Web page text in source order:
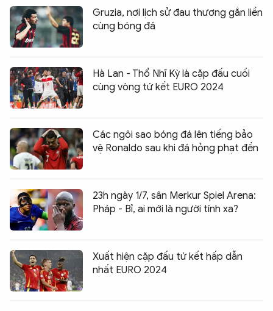
Gruzia, nơi lịch sử đau thương gắn liền
cùng bóng đá
Hà Lan - Thổ Nhĩ Kỳ là cặp đấu cuối
cùng vòng tứ kết EURO 2024
Các ngôi sao bóng đá lên tiếng bảo
vệ Ronaldo sau khi đá hỏng phạt đền
23h ngày 1/7, sân Merkur Spiel Arena:
Pháp - Bỉ, ai mới là người tính xa?
Xuất hiện cặp đấu tứ kết hấp dẫn
nhất EURO 2024